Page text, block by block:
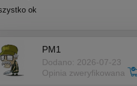
ok
PM1
Dodano: 2026-07-23
Opinia zweryfikowana